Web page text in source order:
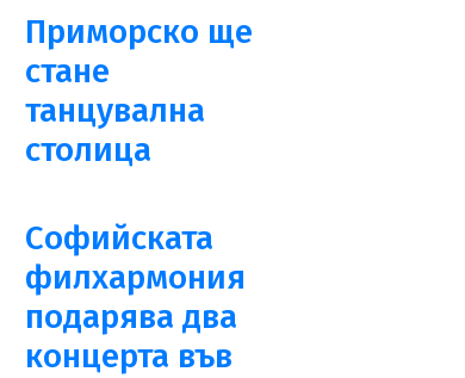
Приморско ще
стане
танцувална
столица
Сoфийската
филхармония
подарява два
концерта във